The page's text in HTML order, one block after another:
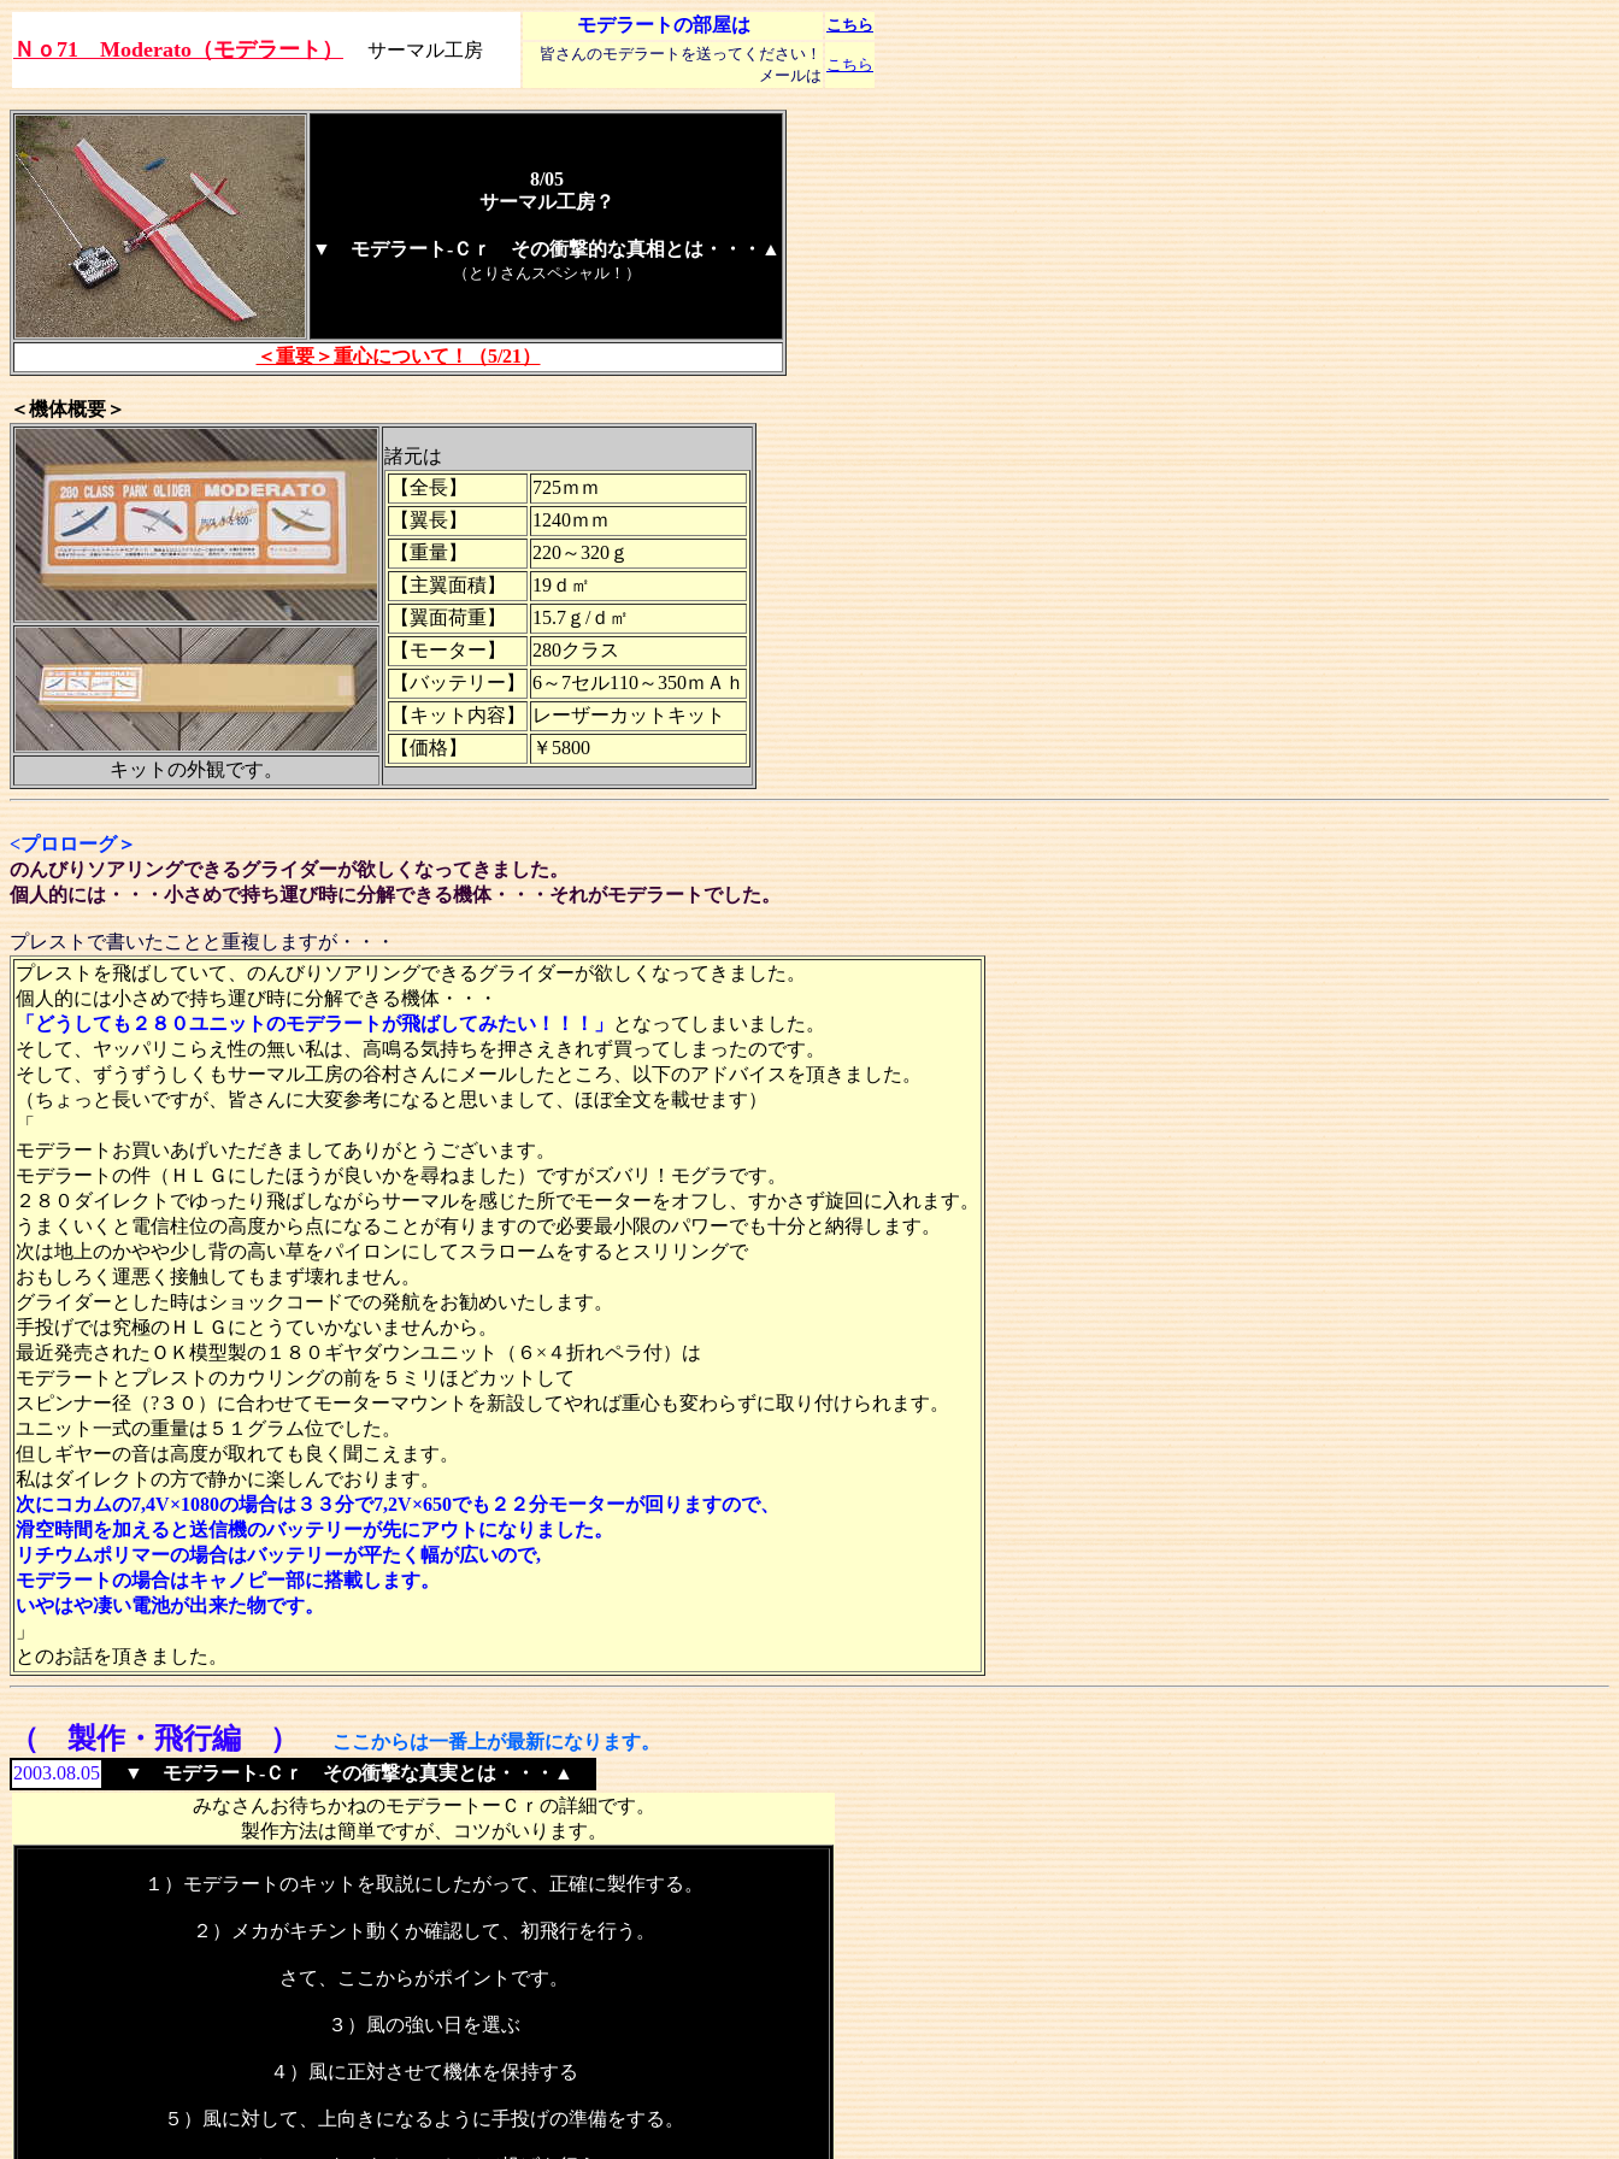
Ｎｏ71 Moderato（モデラート） サーマル工房
モデラートの部屋は
こちら
皆さんのモデラートを送ってください！
メールは
こちら
8/05
サーマル工房？
▼ モデラート-Ｃｒ その衝撃的な真相とは・・・▲
（とりさんスペシャル！）
＜重要＞重心について！（5/21）
＜機体概要＞
諸元は
【全長】
725ｍｍ
【翼長】
1240ｍｍ
【重量】
220～320ｇ
【主翼面積】
19ｄ㎡
【翼面荷重】
15.7ｇ/ｄ㎡
【モーター】
280クラス
【バッテリー】
6～7セル110～350ｍＡｈ
【キット内容】
レーザーカットキット
【価格】
￥5800
キットの外観です。
<プロローグ＞
のんびりソアリングできるグライダーが欲しくなってきました。
個人的には・・・小さめで持ち運び時に分解できる機体・・・それがモデラートでした。
プレストで書いたことと重複しますが・・・
プレストを飛ばしていて、のんびりソアリングできるグライダーが欲しくなってきました。
個人的には小さめで持ち運び時に分解できる機体・・・
「どうしても２８０ユニットのモデラートが飛ばしてみたい！！！」 となってしまいました。
そして、ヤッパリこらえ性の無い私は、高鳴る気持ちを押さえきれず買ってしまったのです。
そして、ずうずうしくもサーマル工房の谷村さんにメールしたところ、以下のアドバイスを頂きました。
（ちょっと長いですが、皆さんに大変参考になると思いまして、ほぼ全文を載せます）
「
モデラートお買いあげいただきましてありがとうございます。
モデラートの件（ＨＬＧにしたほうが良いかを尋ねました）ですがズバリ！モグラです。
２８０ダイレクトでゆったり飛ばしながらサーマルを感じた所でモーターをオフし、すかさず旋回に入れます。
うまくいくと電信柱位の高度から点になることが有りますので必要最小限のパワーでも十分と納得します。
次は地上のかやや少し背の高い草をパイロンにしてスラロームをするとスリリングで
おもしろく運悪く接触してもまず壊れません。
グライダーとした時はショックコードでの発航をお勧めいたします。
手投げでは究極のＨＬＧにとうていかないませんから。
最近発売されたＯＫ模型製の１８０ギヤダウンユニット（６×４折れペラ付）は
モデラートとプレストのカウリングの前を５ミリほどカットして
スピンナー径（?３０）に合わせてモーターマウントを新設してやれば重心も変わらずに取り付けられます。
ユニット一式の重量は５１グラム位でした。
但しギヤーの音は高度が取れても良く聞こえます。
私はダイレクトの方で静かに楽しんでおります。
次にコカムの7,4V×1080の場合は３３分で7,2V×650でも２２分モーターが回りますので、
滑空時間を加えると送信機のバッテリーが先にアウトになりました。
リチウムポリマーの場合はバッテリーが平たく幅が広いので,
モデラートの場合はキャノピー部に搭載します。
いやはや凄い電池が出来た物です。
」
とのお話を頂きました。
（ 製作・飛行編 ） ここからは一番上が最新になります。
2003.08.05
▼ モデラート-Ｃｒ その衝撃な真実とは・・・▲
みなさんお待ちかねのモデラートーＣｒの詳細です。
製作方法は簡単ですが、コツがいります。
１）モデラートのキットを取説にしたがって、正確に製作する。
２）メカがキチント動くか確認して、初飛行を行う。
さて、ここからがポイントです。
３）風の強い日を選ぶ
４）風に正対させて機体を保持する
５）風に対して、上向きになるように手投げの準備をする。